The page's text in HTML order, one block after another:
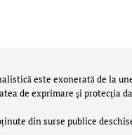
este exonerată de la
de exprimare şi protecţia
din surse publice